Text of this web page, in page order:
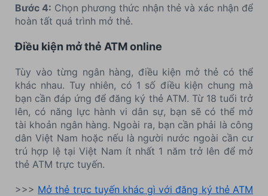
Bước 4: Chọn phương thức nhận thẻ và xác nhận để
hoàn tất quá trình mở thẻ.
Điều kiện mở thẻ ATM online
Tùy vào từng ngân hàng, điều kiện mở thẻ có thể
khác nhau. Tuy nhiên, có 1 số điều kiện chung mà
bạn cần đáp ứng để đăng ký thẻ ATM. Từ 18 tuổi trở
lên, có năng lực hành vi dân sự, bạn sẽ có thể mở
tài khoản ngân hàng. Ngoài ra, bạn cần phải là công
dân Việt Nam hoặc nếu là người nước ngoài cần cư
trú hợp lệ tại Việt Nam ít nhất 1 năm trở lên để mở
thẻ ATM trực tuyến.
>>> Mở thẻ trực tuyến khác gì với đăng ký thẻ ATM